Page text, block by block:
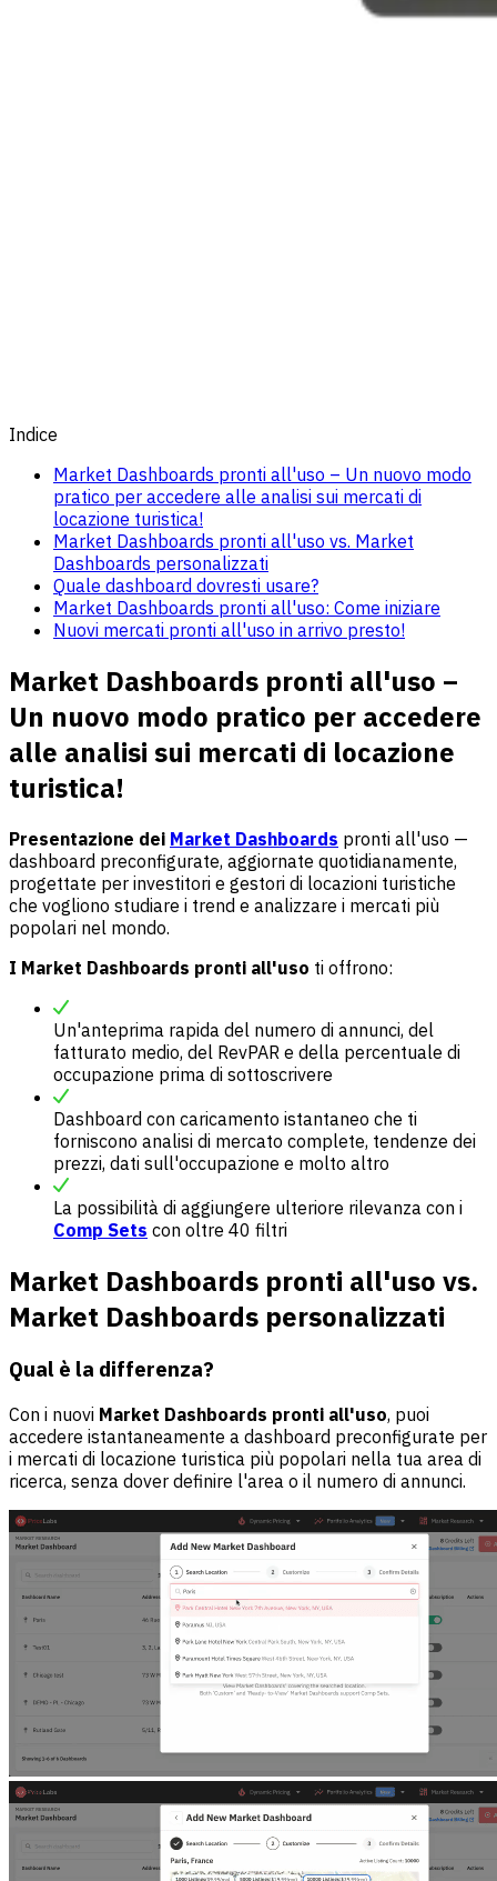
Indice
Market Dashboards pronti all'uso – Un nuovo modo
pratico per accedere alle analisi sui mercati di
locazione turistica!
Market Dashboards pronti all'uso vs. Market
Dashboards personalizzati
Quale dashboard dovresti usare?
Market Dashboards pronti all'uso: Come iniziare
Nuovi mercati pronti all'uso in arrivo presto!
Market Dashboards pronti all'uso –
Un nuovo modo pratico per accedere
alle analisi sui mercati di locazione
turistica!
Presentazione dei Market Dashboards pronti all'uso —
dashboard preconfigurate, aggiornate quotidianamente,
progettate per investitori e gestori di locazioni turistiche
che vogliono studiare i trend e analizzare i mercati più
popolari nel mondo.
I Market Dashboards pronti all'uso ti offrono:
Un'anteprima rapida del numero di annunci, del
fatturato medio, del RevPAR e della percentuale di
occupazione prima di sottoscrivere
Dashboard con caricamento istantaneo che ti
forniscono analisi di mercato complete, tendenze dei
prezzi, dati sull'occupazione e molto altro
La possibilità di aggiungere ulteriore rilevanza con i
Comp Sets con oltre 40 filtri
Market Dashboards pronti all'uso vs.
Market Dashboards personalizzati
Qual è la differenza?
Con i nuovi Market Dashboards pronti all'uso, puoi
accedere istantaneamente a dashboard preconfigurate per
i mercati di locazione turistica più popolari nella tua area di
ricerca, senza dover definire l'area o il numero di annunci.